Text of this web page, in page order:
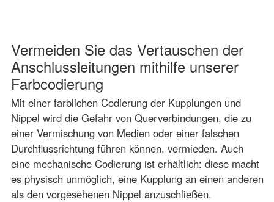
Vermeiden Sie das Vertauschen der
Anschlussleitungen mithilfe unserer
Farbcodierung
Mit einer farblichen Codierung der Kupplungen und
Nippel wird die Gefahr von Querverbindungen, die zu
einer Vermischung von Medien oder einer falschen
Durchflussrichtung führen können, vermieden. Auch
eine mechanische Codierung ist erhältlich: diese macht
es physisch unmöglich, eine Kupplung an einen anderen
als den vorgesehenen Nippel anzuschließen.